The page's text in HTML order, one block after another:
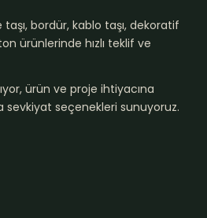
bordür, kablo taşı, dekoratif
ürünlerinde hızlı teklif ve
ürün ve proje ihtiyacına
seçenekleri sunuyoruz.